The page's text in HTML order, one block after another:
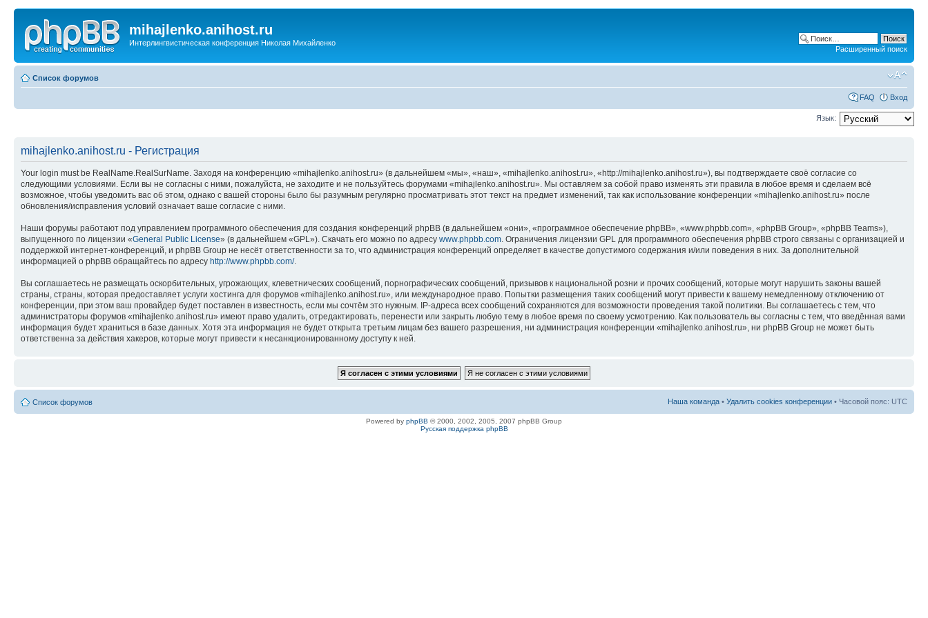
mihajlenko.anihost.ru
Интерлингвистическая конференция Николая Михайленко
Расширенный поиск
Список форумов
FAQ Вход
Язык:
mihajlenko.anihost.ru - Регистрация
Your login must be RealName.RealSurName. Заходя на конференцию «mihajlenko.anihost.ru» (в дальнейшем «мы», «наш», «mihajlenko.anihost.ru», «http://mihajlenko.anihost.ru»), вы подтверждаете своё согласие со
следующими условиями. Если вы не согласны с ними, пожалуйста, не заходите и не пользуйтесь форумами «mihajlenko.anihost.ru». Мы оставляем за собой право изменять эти правила в любое время и сделаем всё
возможное, чтобы уведомить вас об этом, однако с вашей стороны было бы разумным регулярно просматривать этот текст на предмет изменений, так как использование конференции «mihajlenko.anihost.ru» после
обновления/исправления условий означает ваше согласие с ними.
Наши форумы работают под управлением программного обеспечения для создания конференций phpBB (в дальнейшем «они», «программное обеспечение phpBB», «www.phpbb.com», «phpBB Group», «phpBB Teams»),
выпущенного по лицензии «General Public License» (в дальнейшем «GPL»). Скачать его можно по адресу www.phpbb.com. Ограничения лицензии GPL для программного обеспечения phpBB строго связаны с организацией и
поддержкой интернет-конференций, и phpBB Group не несёт ответственности за то, что администрация конференций определяет в качестве допустимого содержания и/или поведения в них. За дополнительной
информацией о phpBB обращайтесь по адресу http://www.phpbb.com/.
Вы соглашаетесь не размещать оскорбительных, угрожающих, клеветнических сообщений, порнографических сообщений, призывов к национальной розни и прочих сообщений, которые могут нарушить законы вашей
страны, страны, которая предоставляет услуги хостинга для форумов «mihajlenko.anihost.ru», или международное право. Попытки размещения таких сообщений могут привести к вашему немедленному отключению от
конференции, при этом ваш провайдер будет поставлен в известность, если мы сочтём это нужным. IP-адреса всех сообщений сохраняются для возможности проведения такой политики. Вы соглашаетесь с тем, что
администраторы форумов «mihajlenko.anihost.ru» имеют право удалить, отредактировать, перенести или закрыть любую тему в любое время по своему усмотрению. Как пользователь вы согласны с тем, что введённая вами
информация будет храниться в базе данных. Хотя эта информация не будет открыта третьим лицам без вашего разрешения, ни администрация конференции «mihajlenko.anihost.ru», ни phpBB Group не может быть
ответственна за действия хакеров, которые могут привести к несанкционированному доступу к ней.
Список форумов Наша команда • Удалить cookies конференции • Часовой пояс: UTC
Powered by phpBB © 2000, 2002, 2005, 2007 phpBB Group
Русская поддержка phpBB